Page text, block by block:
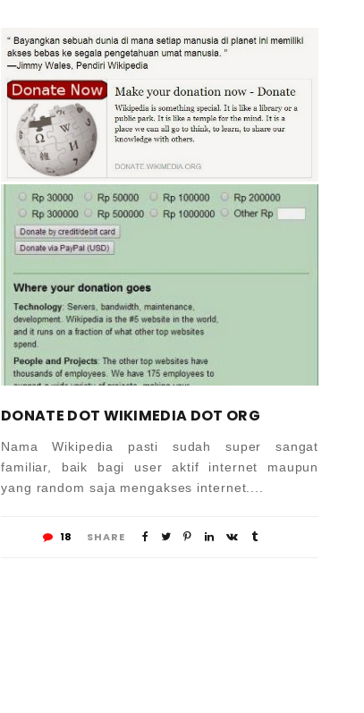
DONATE DOT WIKIMEDIA DOT ORG
Nama Wikipedia pasti sudah super sangat
familiar, baik bagi user aktif internet maupun
yang random saja mengakses internet....
18 SHARE